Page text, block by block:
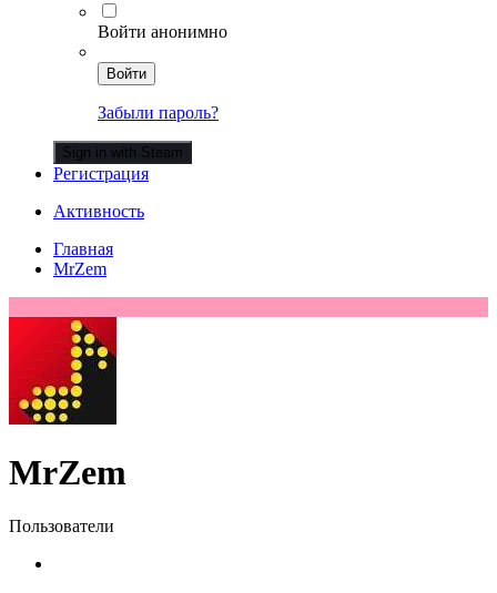
Войти анонимно
Войти
Забыли пароль?
Sign in with Steam
Регистрация
Активность
Главная
MrZem
MrZem
Пользователи